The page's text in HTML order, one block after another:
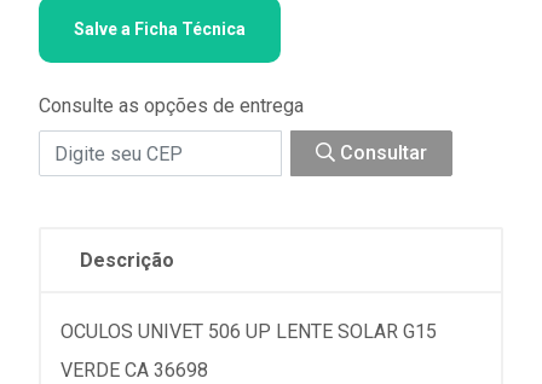
Salve a Ficha Técnica
Consulte as opções de entrega
Consultar
Descrição
OCULOS UNIVET 506 UP LENTE SOLAR G15
VERDE CA 36698